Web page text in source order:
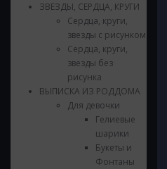
ЗВЕЗДЫ, СЕРДЦА, КРУГИ
Сердца, круги,
звезды с рисунком
Сердца, круги,
звезды без
рисунка
ВЫПИСКА ИЗ РОДДОМА
Для девочки
Гелиевые
шарики
Букеты и
Фонтаны